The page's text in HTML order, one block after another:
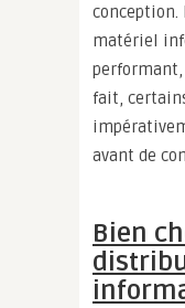
matériel
fait,
avant de
Bien